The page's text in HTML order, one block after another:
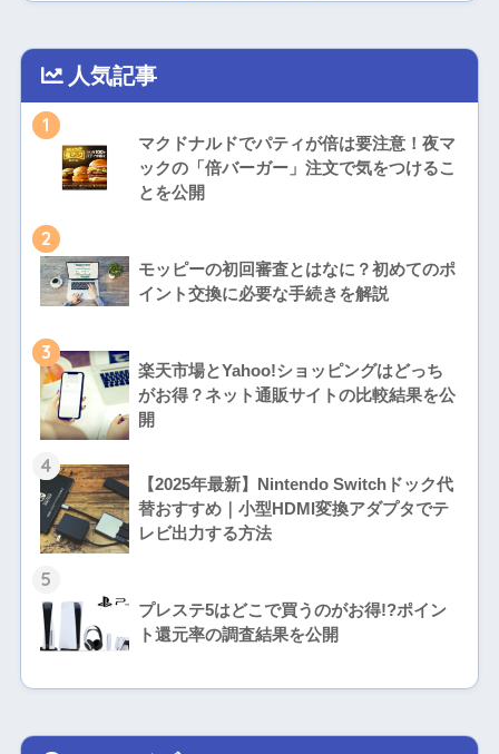
人気記事
1
マクドナルドでパティが倍は要注意！夜マ
ックの「倍バーガー」注文で気をつけるこ
とを公開
2
モッピーの初回審査とはなに？初めてのポ
イント交換に必要な手続きを解説
3
楽天市場とYahoo!ショッピングはどっち
がお得？ネット通販サイトの比較結果を公
開
4
【2025年最新】Nintendo Switchドック代
替おすすめ｜小型HDMI変換アダプタでテ
レビ出力する方法
5
プレステ5はどこで買うのがお得!?ポイン
ト還元率の調査結果を公開